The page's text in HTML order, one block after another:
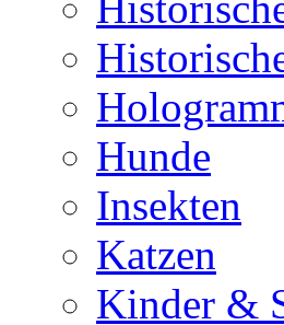
Hunde
Insekten
Katzen
Kinder &